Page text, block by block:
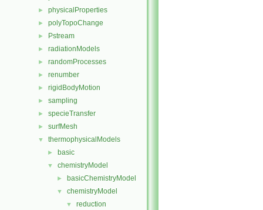
► physicalProperties
► polyTopoChange
► Pstream
► radiationModels
► randomProcesses
► renumber
► rigidBodyMotion
► sampling
► specieTransfer
► surfMesh
▼ thermophysicalModels
► basic
▼ chemistryModel
► basicChemistryModel
▼ chemistryModel
▼ reduction